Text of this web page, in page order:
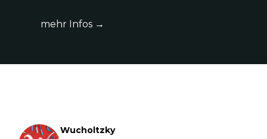
mehr Infos →
Wucholtzky